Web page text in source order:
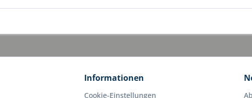
Informationen
Cookie-Einstellungen